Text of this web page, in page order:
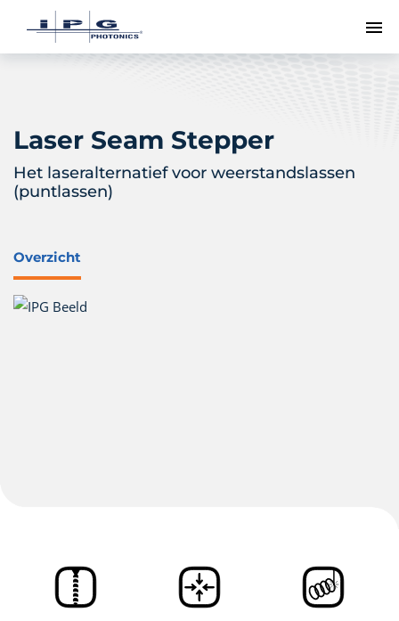
Laser Seam Stepper
Het laseralternatief voor weerstandslassen
(puntlassen)
Overzicht